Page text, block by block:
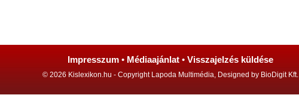
Impresszum • Médiaajánlat • Visszajelzés küldése
© 2026 Kislexikon.hu - Copyright Lapoda Multimédia, Designed by BioDigit Kft.